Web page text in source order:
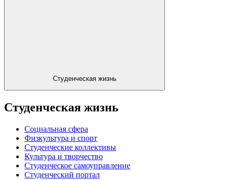
Студенческая жизнь
Студенческая жизнь
Социальная сфера
Физкультура и спорт
Студенческие коллективы
Культура и творчество
Студенческое самоуправление
Студенческий портал